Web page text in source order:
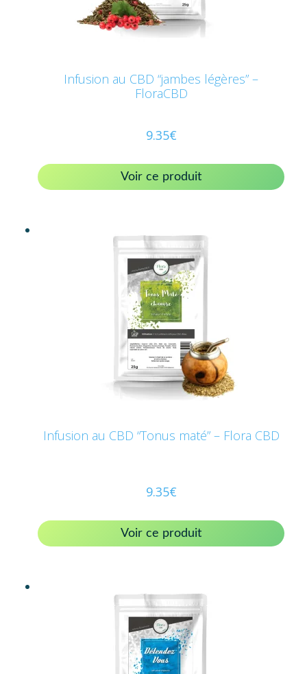
Infusion au CBD “jambes légères” –
FloraCBD
9.35€
Voir ce produit
Infusion au CBD “Tonus maté” – Flora CBD
9.35€
Voir ce produit